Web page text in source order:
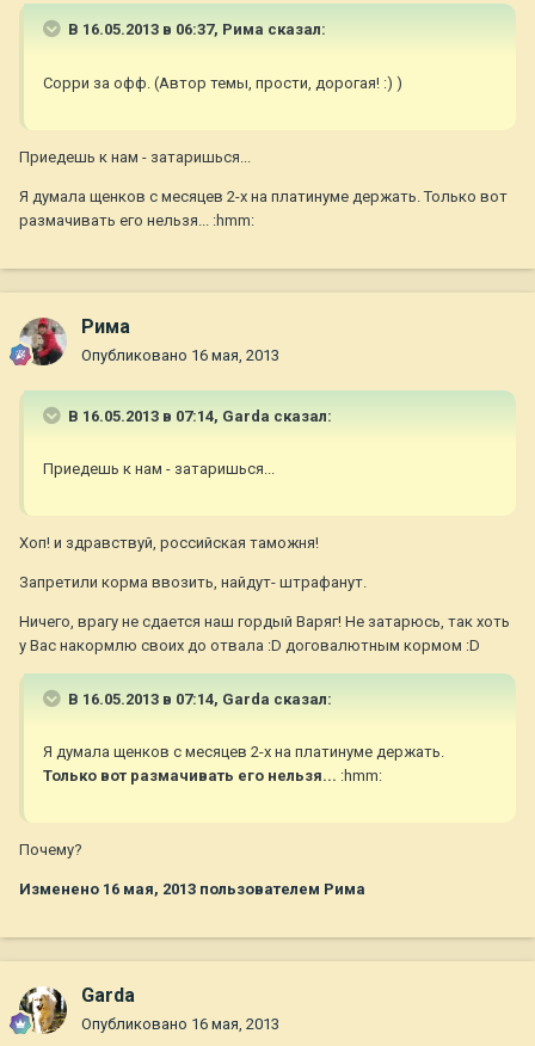
В 16.05.2013 в 06:37, Рима сказал:
Сорри за офф. (Автор темы, прости, дорогая! :) )
Приедешь к нам - затаришься...
Я думала щенков с месяцев 2-х на платинуме держать. Только вот
размачивать его нельзя... :hmm:
Рима
Опубликовано 16 мая, 2013
В 16.05.2013 в 07:14, Garda сказал:
Приедешь к нам - затаришься...
Хоп! и здравствуй, российская таможня!
Запретили корма ввозить, найдут- штрафанут.
Ничего, врагу не сдается наш гордый Варяг! Не затарюсь, так хоть
у Вас накормлю своих до отвала :D договалютным кормом :D
В 16.05.2013 в 07:14, Garda сказал:
Я думала щенков с месяцев 2-х на платинуме держать.
Только вот размачивать его нельзя... :hmm:
Почему?
Изменено 16 мая, 2013 пользователем Рима
Garda
Опубликовано 16 мая, 2013